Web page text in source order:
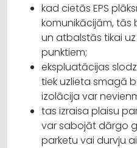
kad cietās EPS
komunikācijām, tās
un atbalstās tikai
punktiem;
ekspluatācijas
tiek uzlieta smagā
izolācija var
tas izraisa plaisu
var sabojāt dārgo
parketu vai durvju